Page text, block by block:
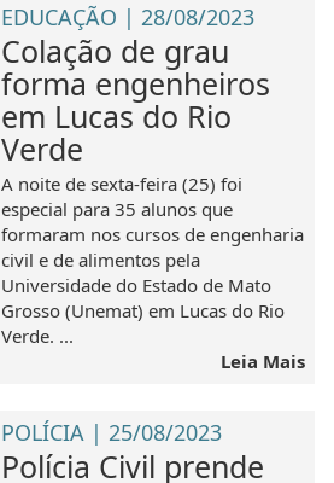
EDUCAÇÃO | 28/08/2023
Colação de grau
forma engenheiros
em Lucas do Rio
Verde
A noite de sexta-feira (25) foi
especial para 35 alunos que
formaram nos cursos de engenharia
civil e de alimentos pela
Universidade do Estado de Mato
Grosso (Unemat) em Lucas do Rio
Verde. ...
Leia Mais
POLÍCIA | 25/08/2023
Polícia Civil prende